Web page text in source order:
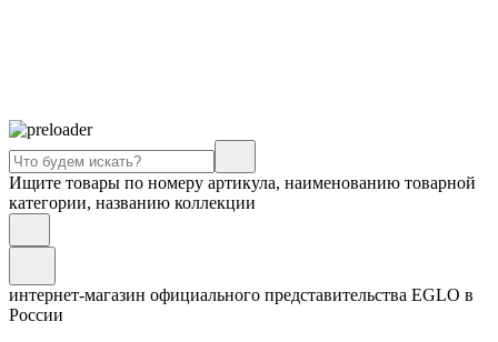
Ищите товары по номеру артикула, наименованию товарной
категории, названию коллекции
интернет-магазин официального представительства EGLO в
России